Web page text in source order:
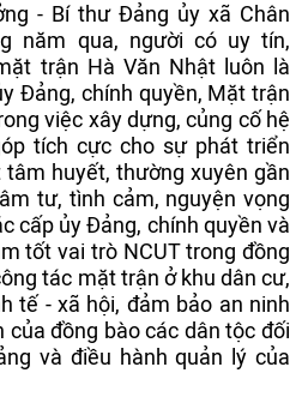
- Bí thư Đảng ủy xã Chân
năm qua, người có uy tín,
trận Hà Văn Nhật luôn là
Đảng, chính quyền, Mặt trận
việc xây dựng, củng cố hệ
tích cực cho sự phát triển
huyết, thường xuyên gần
tư, tình cảm, nguyện vọng
cấp ủy Đảng, chính quyền và
tốt vai trò NCUT trong đồng
tác mặt trận ở khu dân cư,
tế - xã hội, đảm bảo an ninh
đồng bào các dân tộc đối
và điều hành quản lý của